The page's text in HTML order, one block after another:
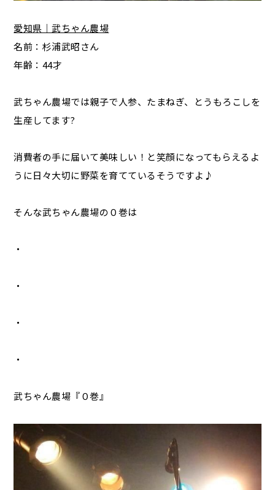
愛知県｜武ちゃん農場
名前：杉浦武昭さん
年齢：44才
武ちゃん農場では親子で人参、たまねぎ、とうもろこしを
生産してます?
消費者の手に届いて美味しい！と笑顔になってもらえるよ
うに日々大切に野菜を育てているそうですよ♪
そんな武ちゃん農場の０巻は
・
・
・
・
武ちゃん農場『０巻』